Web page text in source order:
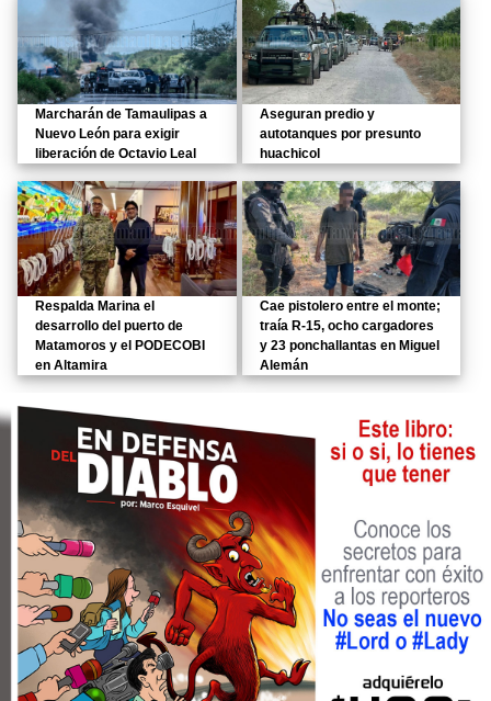
Marcharán de Tamaulipas a
Nuevo León para exigir
liberación de Octavio Leal
Aseguran predio y
autotanques por presunto
huachicol
Respalda Marina el
desarrollo del puerto de
Matamoros y el PODECOBI
en Altamira
Cae pistolero entre el monte;
traía R-15, ocho cargadores
y 23 ponchallantas en Miguel
Alemán